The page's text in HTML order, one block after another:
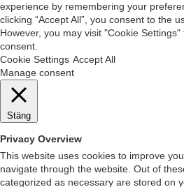
experience by remembering your
clicking “Accept All”, you consent to the
However, you may visit "Cookie
consent.
Cookie Settings Accept All
Manage consent
Stäng
Privacy Overview
This website uses cookies to improve
navigate through the website. Out of
categorized as necessary are stored on